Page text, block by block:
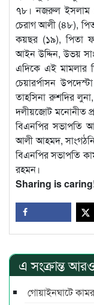
৭৮। নজরুল ইসলাম
চেরাগ আলী (৪৮),
কয়ছর (১৯), পিতা
আইন উদ্দিন, উভয়
এদিকে এই মামলার
চেয়ারর্পাসন
তাহসিনা রুশদির
দলীয়জোট মনোনীত
বিএনপির সভাপতি
আলী আহমদ,
বিএনপির সভাপতি
রহমন।
Sharing is
এ সংক্রান্ত
গোয়াইনঘাটে